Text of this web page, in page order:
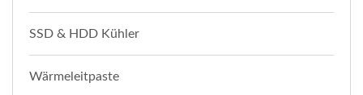
SSD & HDD Kühler
Wärmeleitpaste